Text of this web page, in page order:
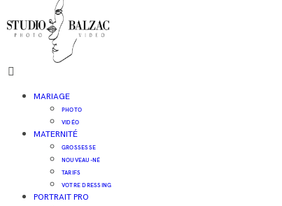
MARIAGE
PHOTO
VIDÉO
MATERNITÉ
GROSSESSE
NOUVEAU-NÉ
TARIFS
VOTRE DRESSING
PORTRAIT PRO